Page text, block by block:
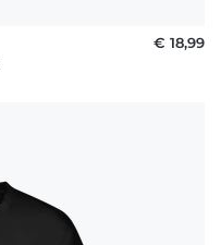
€ 18,99